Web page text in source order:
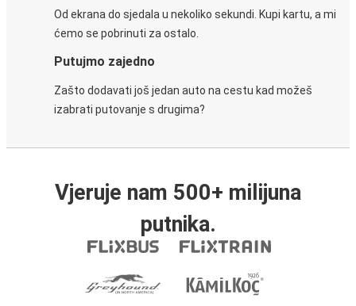
Od ekrana do sjedala u nekoliko sekundi. Kupi kartu, a mi
ćemo se pobrinuti za ostalo.
Putujmo zajedno
Zašto dodavati još jedan auto na cestu kad možeš
izabrati putovanje s drugima?
Vjeruje nam 500+ milijuna
putnika.